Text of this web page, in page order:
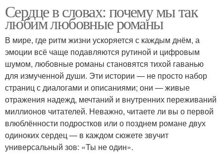
Сердце в словах: почему мы так
любим любовные романы
В мире, где ритм жизни ускоряется с каждым днём, а
эмоции всё чаще подавляются рутиной и цифровым
шумом, любовные романы становятся тихой гаванью
для измученной души. Эти истории — не просто набор
страниц с диалогами и описаниями; они — живые
отражения надежд, мечтаний и внутренних переживаний
миллионов читателей. Неважно, читаете ли вы о первой
влюблённости подростков или о позднем романе двух
одиноких сердец — в каждом сюжете звучит
универсальный зов: «Ты не один».